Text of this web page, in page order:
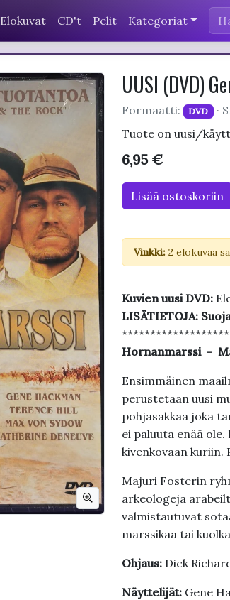
Elokuvat CD't Pelit Kategoriat
UUSI (DVD)
Formaatti: DVD
·
Tuote on uusi/
6,95 €
Lisää ostoskoriin
Vinkki:2 elokuvaa
Kuvien uusi DVD:
LISÄTIETOJA:
Hornanmarssi -
Ensimmäinen
perustetaan uusi
pohjasakkaa joka
ei paluuta enää
kivenkovaan kuriin.
Majuri Fosterin
arkeologeja
valmistautuvat
marssikaa tai
Ohjaus:Dick
Näyttelijät:Gene